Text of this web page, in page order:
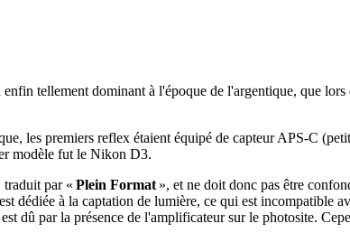
tellement dominant à l'époque de l'argentique, que
les premiers reflex étaient équipé de capteur APS-C
modèle fut le Nikon D3.
traduit par « Plein Format », et ne doit donc pas être
dédiée à la captation de lumière, ce qui est
dû par la présence de l'amplificateur sur le photosite.